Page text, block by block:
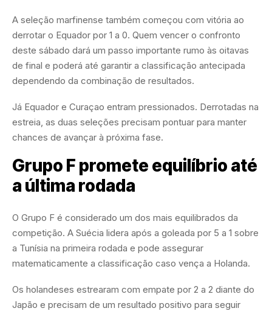
A seleção marfinense também começou com vitória ao
derrotar o Equador por 1 a 0. Quem vencer o confronto
deste sábado dará um passo importante rumo às oitavas
de final e poderá até garantir a classificação antecipada
dependendo da combinação de resultados.
Já Equador e Curaçao entram pressionados. Derrotadas na
estreia, as duas seleções precisam pontuar para manter
chances de avançar à próxima fase.
Grupo F promete equilíbrio até
a última rodada
O Grupo F é considerado um dos mais equilibrados da
competição. A Suécia lidera após a goleada por 5 a 1 sobre
a Tunísia na primeira rodada e pode assegurar
matematicamente a classificação caso vença a Holanda.
Os holandeses estrearam com empate por 2 a 2 diante do
Japão e precisam de um resultado positivo para seguir